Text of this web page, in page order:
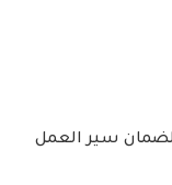
لضمان سير العمل